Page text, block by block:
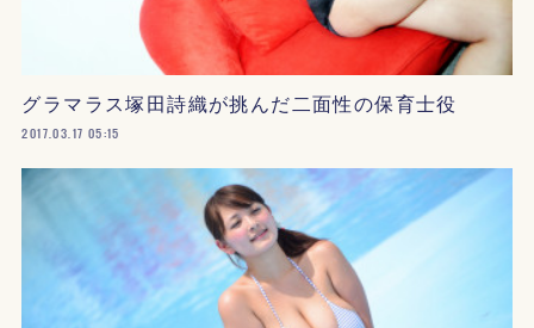
グラマラス塚田詩織が挑んだ二面性の保育士役
2017.03.17 05:15